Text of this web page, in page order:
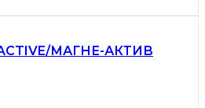
ACTIVE/МАГНЕ-АКТИВ